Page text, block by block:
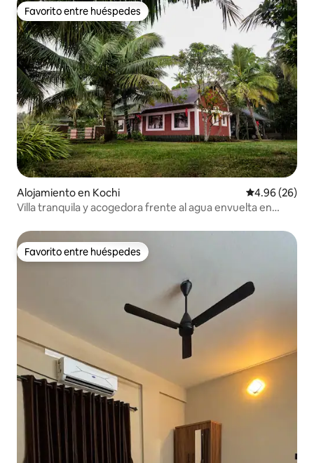
Favorito entre huéspedes
Favorito entre huéspedes
Alojamiento en Kochi Calificación
4.96 (26)
Villa tranquila y acogedora frente al agua envuelta en
Favorito entre huéspedes
Favorito entre huéspedes